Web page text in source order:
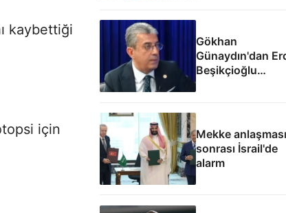
kaybettiği
için
Gökhan
Günaydın'dan
Beşikçioğlu
eleştirisi: Siz kamu
yapıyorsunuz
Mekke anlaşması
sonrası İsrail'de
alarm